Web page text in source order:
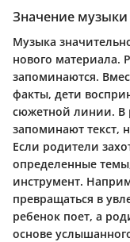
Значение музыки
Музыка
нового материала.
запоминаются.
факты, дети
сюжетной линии. В
запоминают текст,
Если родители
определенные
инструмент.
превращаться в
ребенок поет, а
основе